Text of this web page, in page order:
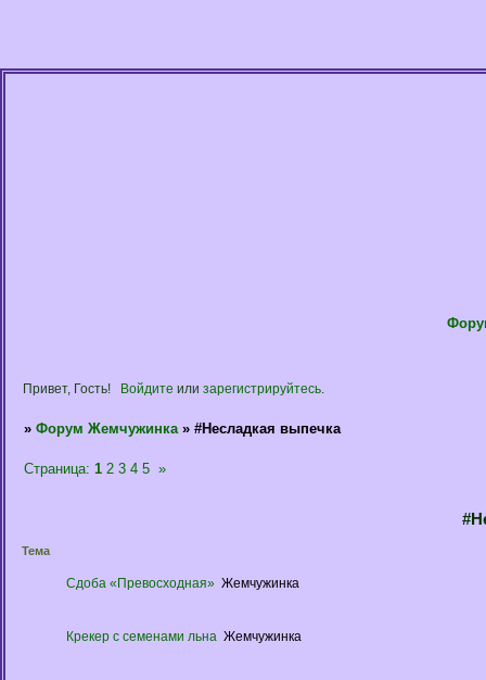
Привет, Гость! Войдите или зарегистрируйтесь.
» Форум Жемчужинка » #Несладкая выпечка
Страница: 1 2 3 4 5 »
Тема
Сдоба «Превосходная» Жемчужинка
Крекер с семенами льна Жемчужинка